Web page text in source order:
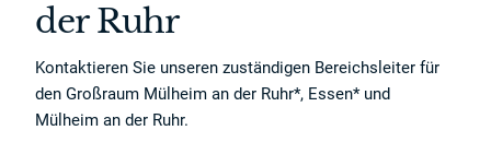
der Ruhr
Kontaktieren Sie unseren zuständigen Bereichsleiter für
den Großraum Mülheim an der Ruhr*, Essen* und
Mülheim an der Ruhr.